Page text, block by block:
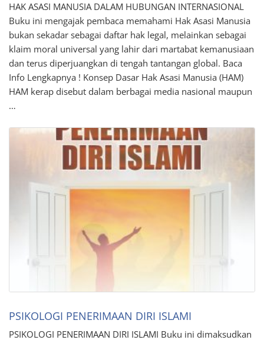
HAK ASASI MANUSIA DALAM HUBUNGAN INTERNASIONAL
Buku ini mengajak pembaca memahami Hak Asasi Manusia
bukan sekadar sebagai daftar hak legal, melainkan sebagai
klaim moral universal yang lahir dari martabat kemanusiaan
dan terus diperjuangkan di tengah tantangan global. Baca
Info Lengkapnya ! Konsep Dasar Hak Asasi Manusia (HAM)
HAM kerap disebut dalam berbagai media nasional maupun
…
PSIKOLOGI PENERIMAAN DIRI ISLAMI
PSIKOLOGI PENERIMAAN DIRI ISLAMI Buku ini dimaksudkan